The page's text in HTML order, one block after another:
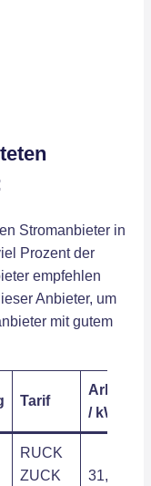
Stromanbieter in
Prozent der
empfehlen
Anbieter, um
mit gutem
Tarif
/ kWh
RUCK
ZUCK
31,54 ct